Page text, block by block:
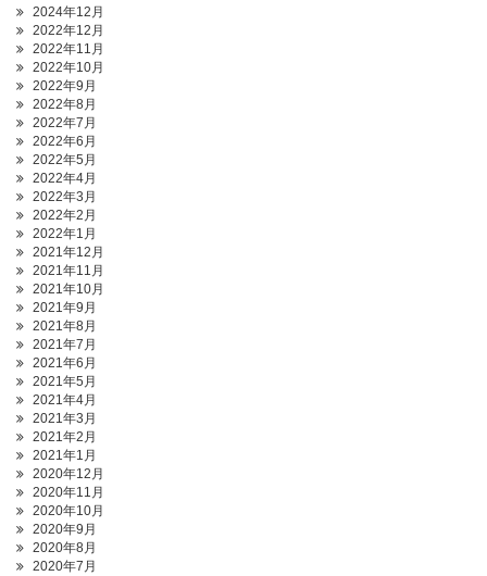
2024年12月
2022年12月
2022年11月
2022年10月
2022年9月
2022年8月
2022年7月
2022年6月
2022年5月
2022年4月
2022年3月
2022年2月
2022年1月
2021年12月
2021年11月
2021年10月
2021年9月
2021年8月
2021年7月
2021年6月
2021年5月
2021年4月
2021年3月
2021年2月
2021年1月
2020年12月
2020年11月
2020年10月
2020年9月
2020年8月
2020年7月